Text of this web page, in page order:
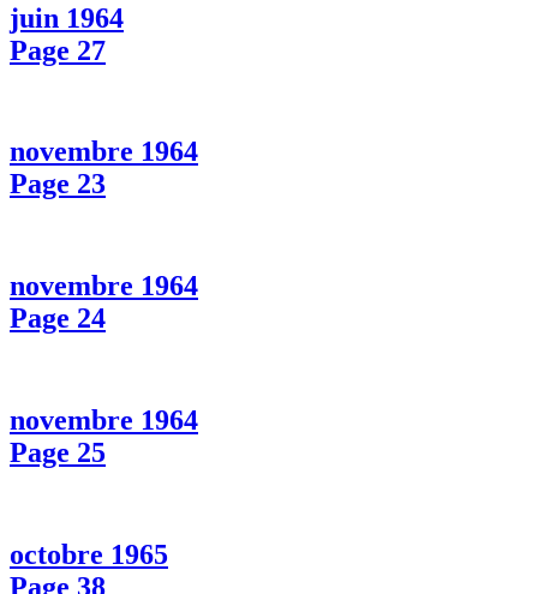
juin 1964
Page 27
novembre 1964
Page 23
novembre 1964
Page 24
novembre 1964
Page 25
octobre 1965
Page 38